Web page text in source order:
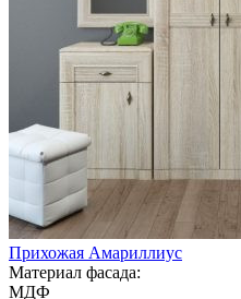
Прихожая Амариллиус
Материал фасада:
МДФ